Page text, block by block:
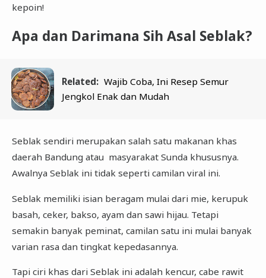
kepoin!
Apa dan Darimana Sih Asal Seblak?
Related: Wajib Coba, Ini Resep Semur
Jengkol Enak dan Mudah
Seblak sendiri merupakan salah satu makanan khas
daerah Bandung atau masyarakat Sunda khususnya.
Awalnya Seblak ini tidak seperti camilan viral ini.
Seblak memiliki isian beragam mulai dari mie, kerupuk
basah, ceker, bakso, ayam dan sawi hijau. Tetapi
semakin banyak peminat, camilan satu ini mulai banyak
varian rasa dan tingkat kepedasannya.
Tapi ciri khas dari Seblak ini adalah kencur, cabe rawit